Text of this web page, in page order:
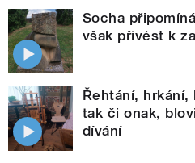
Socha
však přivést k
Řehtání,
tak či onak,
dívání